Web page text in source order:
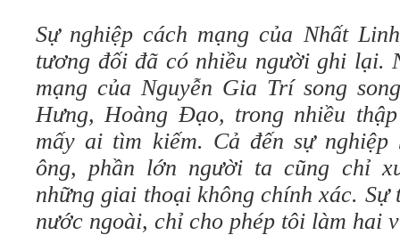
Sự nghiệp cách mạng của Nhất
tương đối đã có nhiều người ghi lại.
mạng của Nguyễn Gia Trí song
Hưng, Hoàng Đạo, trong nhiều
mấy ai tìm kiếm. Cả đến sự
ông, phần lớn người ta cũng chỉ
những giai thoại không chính xác.
nước ngoài, chỉ cho phép tôi làm hai